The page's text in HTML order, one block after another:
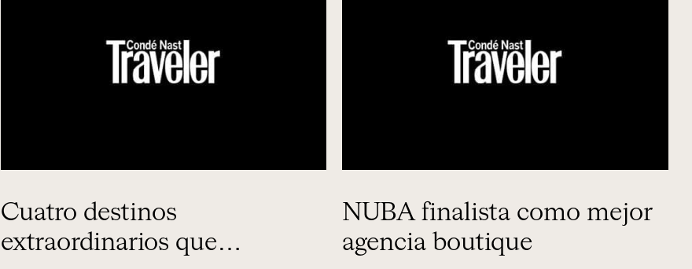
Cuatro destinos
extraordinarios que
NUBA finalista como mejor
agencia boutique